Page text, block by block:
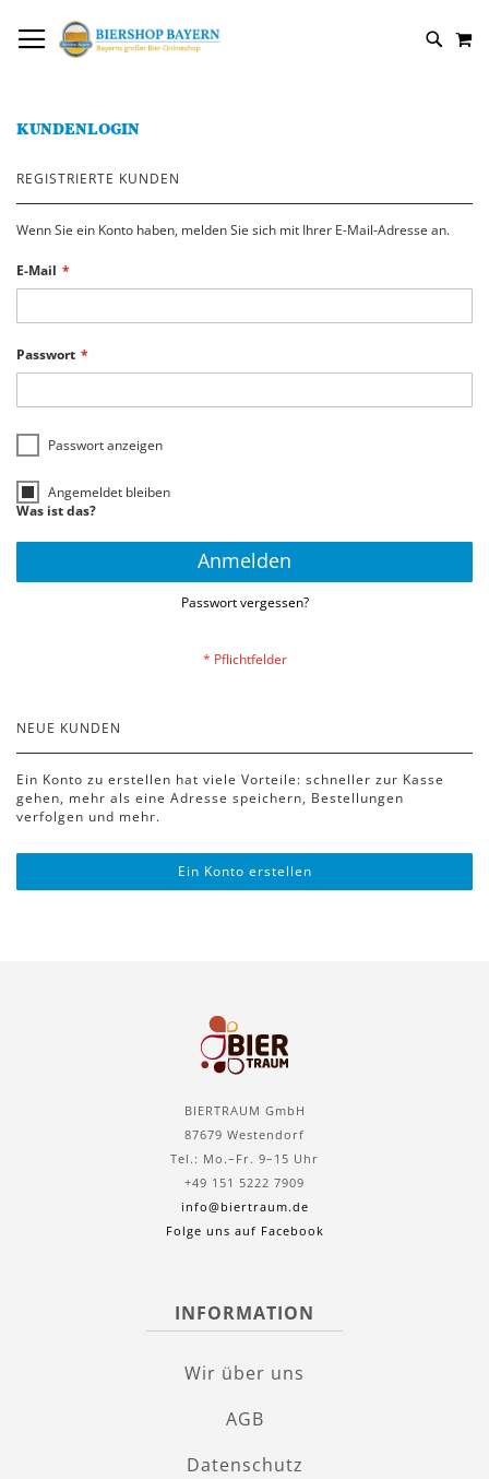
ZUM
INHALT
KUNDENLOGIN
REGISTRIERTE KUNDEN
Wenn Sie ein Konto haben, melden Sie sich mit Ihrer E-Mail-Adresse an.
E-Mail
Passwort
Passwort anzeigen
Angemeldet bleiben
Was ist das?
Anmelden
Passwort vergessen?
NEUE KUNDEN
Ein Konto zu erstellen hat viele Vorteile: schneller zur Kasse
gehen, mehr als eine Adresse speichern, Bestellungen
verfolgen und mehr.
Ein Konto erstellen
BIERTRAUM GmbH
87679 Westendorf
Tel.: Mo.–Fr. 9–15 Uhr
+49 151 5222 7909
info@biertraum.de
Folge uns auf Facebook
INFORMATION
Wir über uns
AGB
Datenschutz